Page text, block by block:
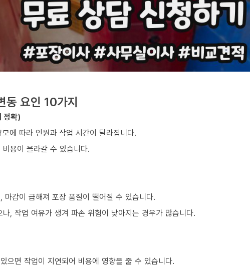
동 요인 10가지
정확)
에 따라 인원과 작업 시간이 달라집니다.
용이 올라갈 수 있습니다.
마감이 급해져 포장 품질이 떨어질 수 있습니다.
, 작업 여유가 생겨 파손 위험이 낮아지는 경우가 많습니다.
으면 작업이 지연되어 비용에 영향을 줄 수 있습니다.